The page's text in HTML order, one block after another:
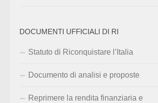
DOCUMENTI UFFICIALI DI RI
Statuto di Riconquistare l’Italia
Documento di analisi e proposte
Reprimere la rendita finanziaria e